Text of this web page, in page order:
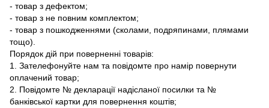
- товар з дефектом;
- товар з не повним комплектом;
- товар з пошкодженнями (сколами, подряпинами, плямами
тощо).
Порядок дій при поверненні товарів:
1. Зателефонуйте нам та повідомте про намір повернути
оплачений товар;
2. Повідомте № декларації надісланої посилки та №
банківської картки для повернення коштів;